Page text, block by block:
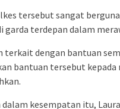
tersebut sangat
garda terdepan dalam
terkait dengan bantuan
bantuan tersebut kepada
dalam kesempatan itu,